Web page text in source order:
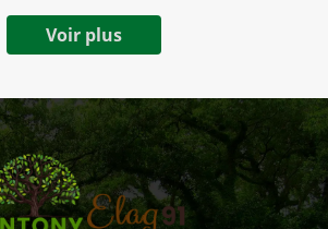
Voir plus